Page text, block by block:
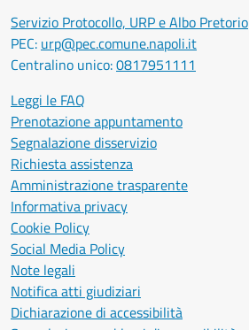
Servizio Protocollo, URP e Albo Pretorio
PEC: urp@pec.comune.napoli.it
Centralino unico:0817951111
Leggi le FAQ
Prenotazione appuntamento
Segnalazione disservizio
Richiesta assistenza
Amministrazione trasparente
Informativa privacy
Cookie Policy
Social Media Policy
Note legali
Notifica atti giudiziari
Dichiarazione di accessibilità